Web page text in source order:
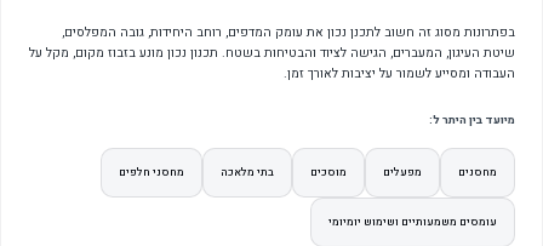
בפתרונות מסוג זה חשוב לתכנן נכון את עומק המדפים, רוחב היחידות, גובה המפלסים,
שיטת העיגון, המעברים, הגישה לציוד והבטיחות בשטח. תכנון נכון מונע בזבוז מקום, מקל על
העבודה ומסייע לשמור על יציבות לאורך זמן.
מיועד בין היתר ל:
מחסנים מפעלים מוסכים בתי מלאכה מחסני חלפים
עומסים משמעותיים ושימוש יומיומי